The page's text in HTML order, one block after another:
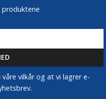
vilkår og at vi lagrer e-